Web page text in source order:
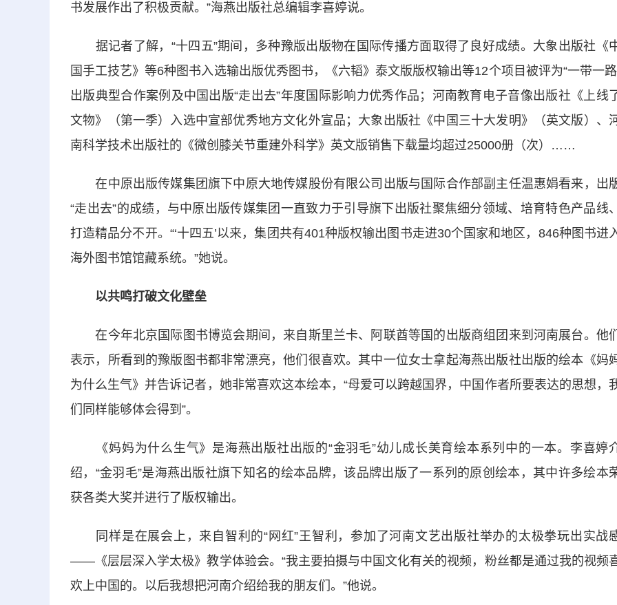
书发展作出了积极贡献。”海燕出版社总编辑李喜婷说。
据记者了解，“十四五”期间，多种豫版出版物在国际传播方面取得了良好成绩。大象出版社《
国手工技艺》等6种图书入选输出版优秀图书，《六韬》泰文版版权输出等12个项目被评为“一带一路
出版典型合作案例及中国出版“走出去”年度国际影响力优秀作品；河南教育电子音像出版社《上线
文物》（第一季）入选中宣部优秀地方文化外宣品；大象出版社《中国三十大发明》（英文版）、河
南科学技术出版社的《微创膝关节重建外科学》英文版销售下载量均超过25000册（次）……
在中原出版传媒集团旗下中原大地传媒股份有限公司出版与国际合作部副主任温惠娟看来，出
“走出去”的成绩，与中原出版传媒集团一直致力于引导旗下出版社聚焦细分领域、培育特色产品线、
打造精品分不开。“‘十四五’以来，集团共有401种版权输出图书走进30个国家和地区，846种图书进
海外图书馆馆藏系统。”她说。
以共鸣打破文化壁垒
在今年北京国际图书博览会期间，来自斯里兰卡、阿联酋等国的出版商组团来到河南展台。他们
表示，所看到的豫版图书都非常漂亮，他们很喜欢。其中一位女士拿起海燕出版社出版的绘本《妈
为什么生气》并告诉记者，她非常喜欢这本绘本，“母爱可以跨越国界，中国作者所要表达的思想，
们同样能够体会得到”。
《妈妈为什么生气》是海燕出版社出版的“金羽毛”幼儿成长美育绘本系列中的一本。李喜婷
绍，“金羽毛”是海燕出版社旗下知名的绘本品牌，该品牌出版了一系列的原创绘本，其中许多绘本
获各类大奖并进行了版权输出。
同样是在展会上，来自智利的“网红”王智利，参加了河南文艺出版社举办的太极拳玩出实战
——《层层深入学太极》教学体验会。“我主要拍摄与中国文化有关的视频，粉丝都是通过我的视频
欢上中国的。以后我想把河南介绍给我的朋友们。”他说。